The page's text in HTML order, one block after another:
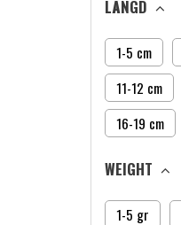
LÄNGD
1-5 cm
11-12 cm
16-19 cm
WEIGHT
1-5 gr